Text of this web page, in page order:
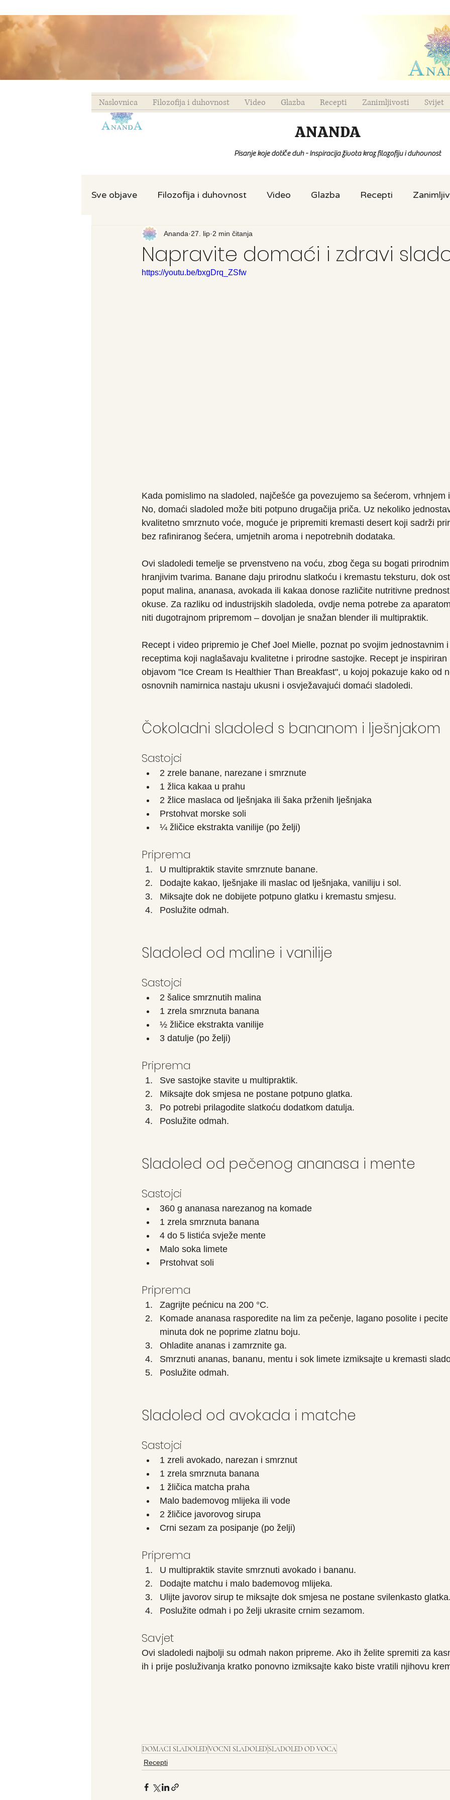
Naslovnica Filozofija i duhovnost Video Glazba Recepti Zanimljivosti Svijet
ANANDA
Pisanje koje dotiče duh - Inspiracija života kroz filozofiju i duhovnost
Sve objave Filozofija i duhovnost Video Glazba Recepti
Recenzija knjige Svijet
Napravite domaći i zdravi
Ananda 27. lip 2 min čitanja
https://youtu.be/bxgDrq_ZSfw
Kada pomislimo na sladoled, najčešće ga povezujemo sa šećerom,
No, domaći sladoled može biti potpuno drugačija priča. Uz nekoliko
kvalitetno smrznuto voće, moguće je pripremiti kremasti desert koji sadrži
bez rafiniranog šećera, umjetnih aroma i nepotrebnih dodataka.
Ovi sladoledi temelje se prvenstveno na voću, zbog čega su bogati
hranjivim tvarima. Banane daju prirodnu slatkoću i kremastu teksturu, dok
poput malina, ananasa, avokada ili kakaa donose različite nutritivne
okuse. Za razliku od industrijskih sladoleda, ovdje nema potrebe za
niti dugotrajnom pripremom – dovoljan je snažan blender ili multipraktik.
Recept i video pripremio je Chef Joel Mielle, poznat po svojim jednostavnim
receptima koji naglašavaju kvalitetne i prirodne sastojke. Recept je
objavom "Ice Cream Is Healthier Than Breakfast", u kojoj pokazuje kako od
osnovnih namirnica nastaju ukusni i osvježavajući domaći sladoledi.
Čokoladni sladoled s bananom i lješnjakom
Sastojci
2 zrele banane, narezane i smrznute
1 žlica kakaa u prahu
2 žlice maslaca od lješnjaka ili šaka prženih lješnjaka
Prstohvat morske soli
¼ žličice ekstrakta vanilije (po želji)
Priprema
U multipraktik stavite smrznute banane.
Dodajte kakao, lješnjake ili maslac od lješnjaka, vaniliju i sol.
Miksajte dok ne dobijete potpuno glatku i kremastu smjesu.
Poslužite odmah.
Sladoled od maline i vanilije
Sastojci
2 šalice smrznutih malina
1 zrela smrznuta banana
½ žličice ekstrakta vanilije
3 datulje (po želji)
Priprema
Sve sastojke stavite u multipraktik.
Miksajte dok smjesa ne postane potpuno glatka.
Po potrebi prilagodite slatkoću dodatkom datulja.
Poslužite odmah.
Sladoled od pečenog ananasa i mente
Sastojci
360 g ananasa narezanog na komade
1 zrela smrznuta banana
4 do 5 listića svježe mente
Malo soka limete
Prstohvat soli
Priprema
Zagrijte pećnicu na 200 °C.
Komade ananasa rasporedite na lim za pečenje, lagano posolite i
minuta dok ne poprime zlatnu boju.
Ohladite ananas i zamrznite ga.
Smrznuti ananas, bananu, mentu i sok limete izmiksajte u kremasti
Poslužite odmah.
Sladoled od avokada i matche
Sastojci
1 zreli avokado, narezan i smrznut
1 zrela smrznuta banana
1 žličica matcha praha
Malo bademovog mlijeka ili vode
2 žličice javorovog sirupa
Crni sezam za posipanje (po želji)
Priprema
U multipraktik stavite smrznuti avokado i bananu.
Dodajte matchu i malo bademovog mlijeka.
Ulijte javorov sirup te miksajte dok smjesa ne postane svilenkasto
Poslužite odmah i po želji ukrasite crnim sezamom.
Savjet
Ovi sladoledi najbolji su odmah nakon pripreme. Ako ih želite spremiti za
ih i prije posluživanja kratko ponovno izmiksajte kako biste vratili njihovu
DOMACI SLADOLEDVOCNI SLADOLED SLADOLED OD VOCA
Recepti